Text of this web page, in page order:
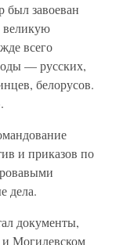
завоеван
великую
всего
— русских,
белорусов.
и приказов по
дела.
документы,
Могилевском